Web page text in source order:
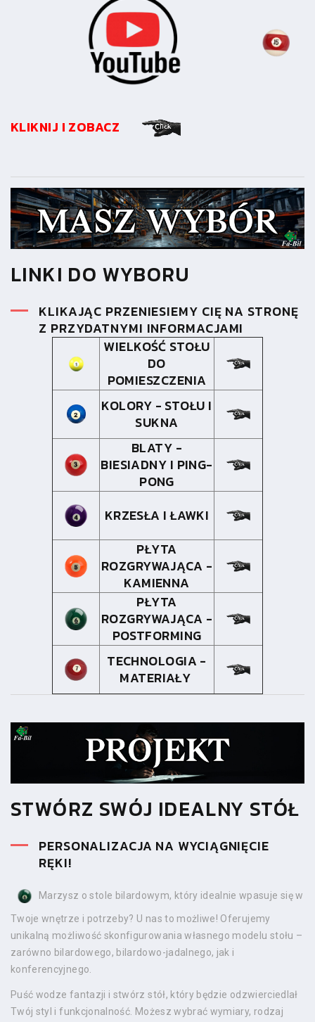
KLIKNIJ I ZOBACZ
LINKI DO WYBORU
KLIKAJĄC PRZENIESIEMY CIĘ NA STRONĘ
Z PRZYDATNYMI INFORMACJAMI
WIELKOŚĆ STOŁU
DO
POMIESZCZENIA
KOLORY - STOŁU I
SUKNA
BLATY -
BIESIADNY I PING-
PONG
KRZESŁA I ŁAWKI
PŁYTA
ROZGRYWAJĄCA -
KAMIENNA
PŁYTA
ROZGRYWAJĄCA -
POSTFORMING
TECHNOLOGIA -
MATERIAŁY
STWÓRZ SWÓJ IDEALNY STÓŁ
PERSONALIZACJA NA WYCIĄGNIĘCIE
RĘKI!
Marzysz o stole bilardowym, który idealnie wpasuje się w
Twoje wnętrze i potrzeby? U nas to możliwe! Oferujemy
unikalną możliwość skonfigurowania własnego modelu stołu –
zarówno bilardowego, bilardowo-jadalnego, jak i
konferencyjnego.
Puść wodze fantazji i stwórz stół, który będzie odzwierciedlał
Twój styl i funkcjonalność. Możesz wybrać wymiary, rodzaj